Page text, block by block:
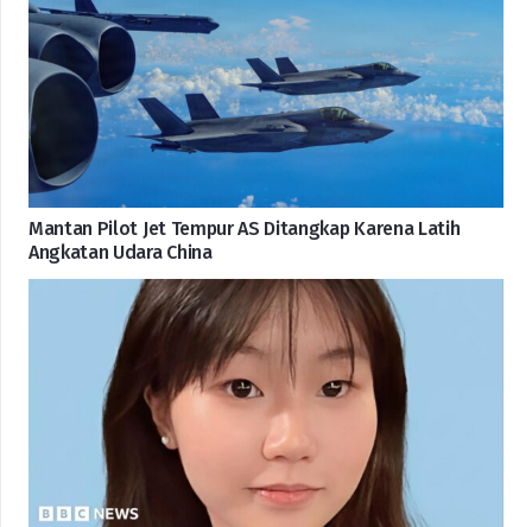
Mantan Pilot Jet Tempur AS Ditangkap Karena Latih
Angkatan Udara China